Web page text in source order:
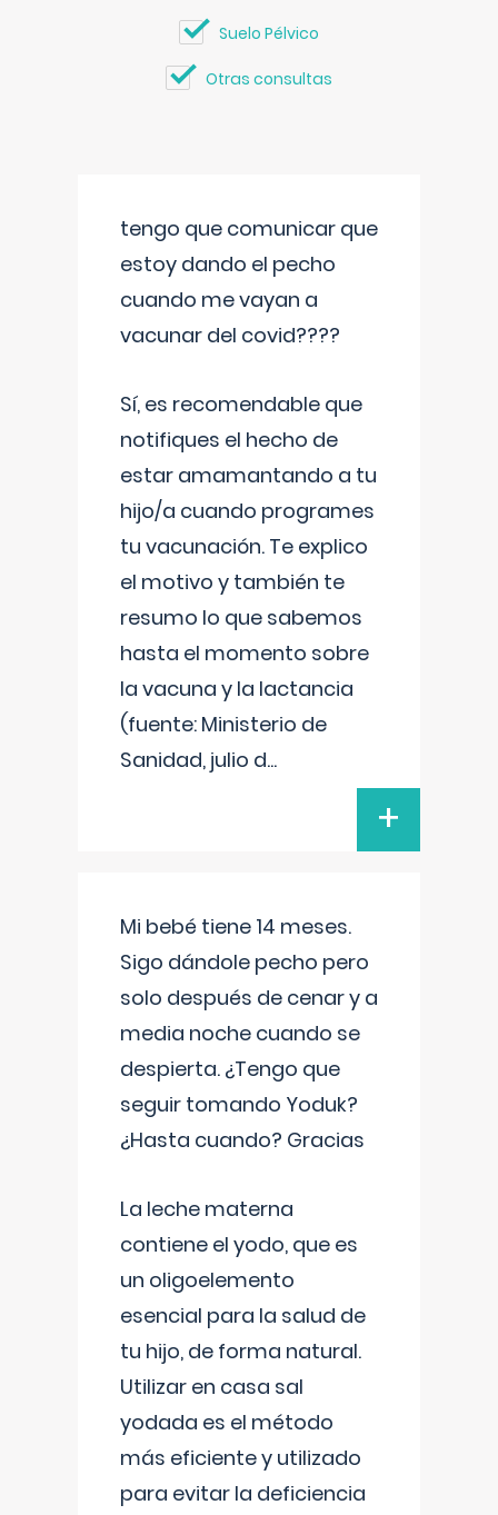
Suelo Pélvico
Otras consultas
tengo que comunicar que
estoy dando el pecho
cuando me vayan a
vacunar del covid????
Sí, es recomendable que
notifiques el hecho de
estar amamantando a tu
hijo/a cuando programes
tu vacunación. Te explico
el motivo y también te
resumo lo que sabemos
hasta el momento sobre
la vacuna y la lactancia
(fuente: Ministerio de
Sanidad, julio d...
+
Mi bebé tiene 14 meses.
Sigo dándole pecho pero
solo después de cenar y a
media noche cuando se
despierta. ¿Tengo que
seguir tomando Yoduk?
¿Hasta cuando? Gracias
La leche materna
contiene el yodo, que es
un oligoelemento
esencial para la salud de
tu hijo, de forma natural.
Utilizar en casa sal
yodada es el método
más eficiente y utilizado
para evitar la deficiencia